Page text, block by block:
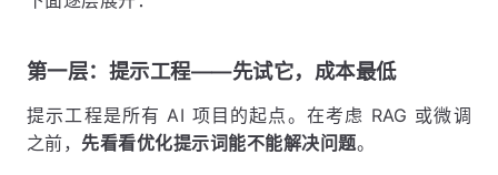
第一层：提示工程——先试它，成本最低
提示工程是所有 AI 项目的起点。在考虑 RAG 或微调
之前， 先看看优化提示词能不能解决问题。